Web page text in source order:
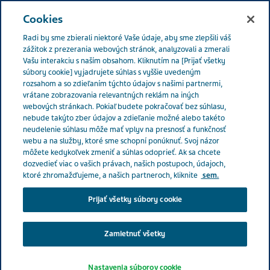
Slovakia Správy & Médiá Top správy
Teva v boji proti
falzifikátom na trhu s liekmi zavádza nový 2D čiarový kód
Teva v boji proti
falzifikátom na trhu s liekmi
zavádza nový 2D čiarový
kód
Cookies
Radi by sme zbierali niektoré Vaše údaje, aby sme zlepšili váš
zážitok z prezerania webových stránok, analyzovali a zmerali
Vašu interakciu s naším obsahom. Kliknutím na [Prijať všetky
súbory cookie] vyjadrujete súhlas s vyššie uvedeným
rozsahom a so zdieľaním týchto údajov s našimi partnermi,
vrátane zobrazovania relevantných reklám na iných
webových stránkach. Pokiaľ budete pokračovať bez súhlasu,
nebude takýto zber údajov a zdieľanie možné alebo takéto
neudelenie súhlasu môže mať vplyv na presnosť a funkčnosť
webu a na služby, ktoré sme schopní ponúknuť. Svoj názor
môžete kedykoľvek zmeniť a súhlas odoprieť. Ak sa chcete
dozvedieť viac o vašich právach, našich postupoch, údajoch,
ktoré zhromažďujeme, a našich partneroch, kliknite sem.
Prijať všetky súbory cookie
Zamietnuť všetky
Nastavenia súborov cookie